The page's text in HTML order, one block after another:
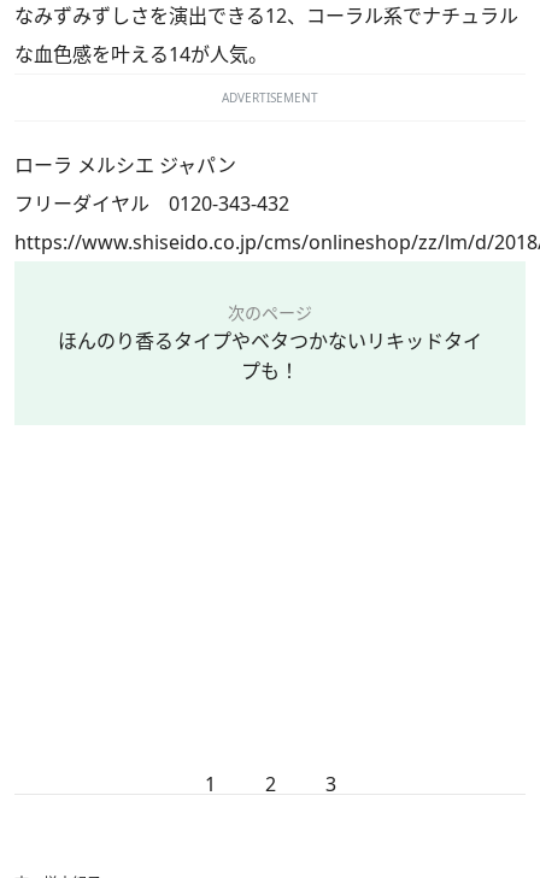
なみずみずしさを演出できる12、コーラル系でナチュラル
な血色感を叶える14が人気。
ADVERTISEMENT
ローラ メルシエ ジャパン
フリーダイヤル 0120-343-432
https://www.shiseido.co.jp/cms/onlineshop/zz/lm/d/
次のページ
ほんのり香るタイプやベタつかないリキッドタイ
プも！
1 2 3